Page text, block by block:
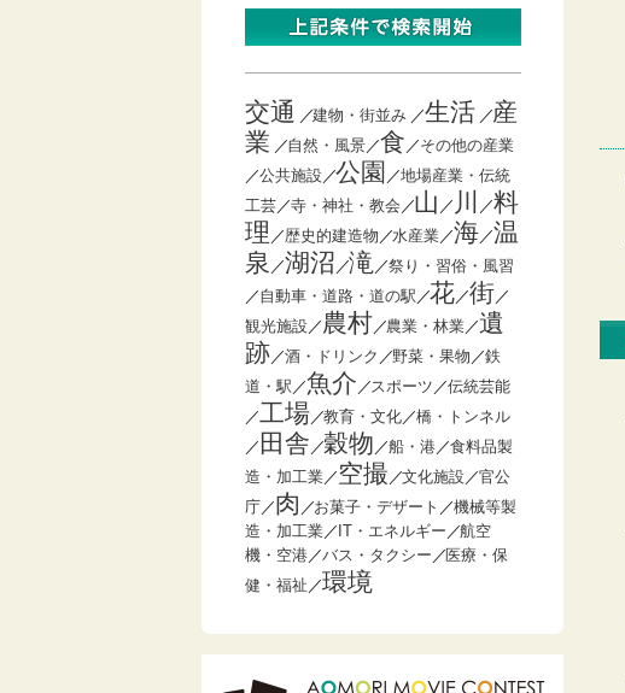
交通 ／建物・街並み ／生活／産
業 ／自然・風景／食 ／その他の産業
／公共施設／公園 ／地場産業・伝統
工芸／寺・神社・教会 ／山 ／ 川 ／料
理 ／歴史的建造物 ／水産業／海／温
泉 ／湖沼 ／滝 ／祭り・習俗・風習
／自動車・道路・道の駅 ／花／街／
観光施設／ 農村／農業・林業／遺
跡／酒・ドリンク ／野菜・果物 ／鉄
道・駅 ／魚介 ／スポーツ ／伝統芸能
／工場／教育・文化／橋・トンネル
／ 田舎 ／穀物 ／船・港／食料品製
造・加工業／空撮 ／文化施設／官公
庁／肉 ／お菓子・デザート ／機械等製
造・加工業／ IT・エネルギー ／航空
機・空港／バス・タクシー ／医療・保
健・福祉 ／環境